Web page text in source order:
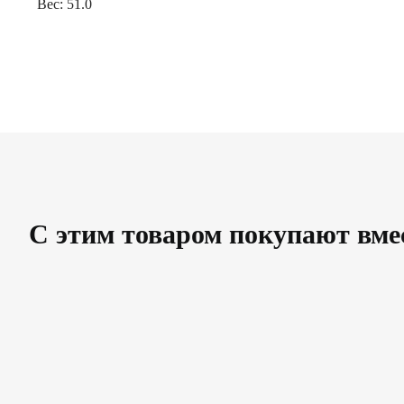
Вес: 51.0
С этим товаром покупают